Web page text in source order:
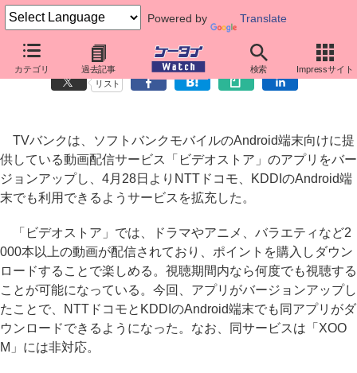
Powered by Translate
カテゴリ 過去記事 検索 Impressサイト
Android向け「ビデオストア」がドコモ、auでも利用可能に
リスト
TVバンクは、ソフトバンクモバイルのAndroid端末向けに提
供している動画配信サービス「ビデオストア」のアプリをバー
ジョンアップし、4月28日よりNTTドコモ、KDDIのAndroid端
末でも利用できるようサービスを拡充した。
「ビデオストア」では、ドラマやアニメ、バラエティなど2
000本以上の動画が配信されており、ポイントを購入しダウン
ロードすることで楽しめる。視聴期間内なら何度でも視聴する
ことが可能になっている。今回、アプリがバージョンアップし
たことで、NTTドコモとKDDIのAndroid端末でも同アプリがダ
ウンロードできるようになった。なお、同サービスは「XOO
M」には非対応。